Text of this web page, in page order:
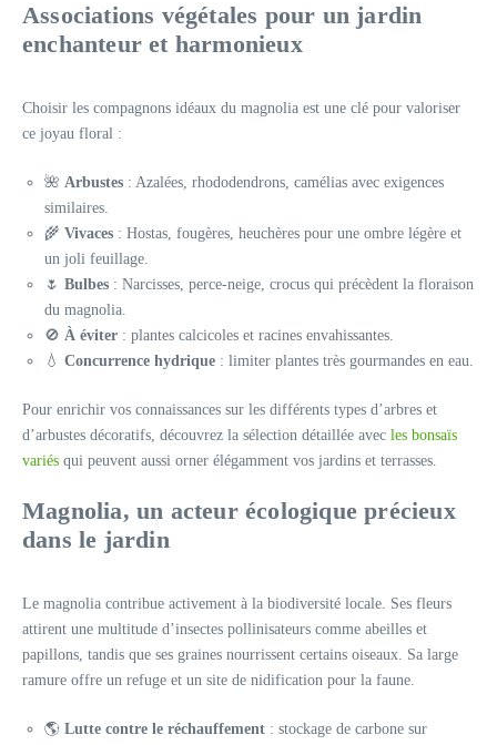
Associations végétales pour un jardin
enchanteur et harmonieux
Choisir les compagnons idéaux du magnolia est une clé pour valoriser
ce joyau floral :
🌺 Arbustes : Azalées, rhododendrons, camélias avec exigences
similaires.
🌾 Vivaces : Hostas, fougères, heuchères pour une ombre légère et
un joli feuillage.
🌷 Bulbes : Narcisses, perce-neige, crocus qui précèdent la floraison
du magnolia.
🚫 À éviter : plantes calcicoles et racines envahissantes.
💧 Concurrence hydrique : limiter plantes très gourmandes en eau.
Pour enrichir vos connaissances sur les différents types d’arbres et
d’arbustes décoratifs, découvrez la sélection détaillée avec les bonsaïs
variés qui peuvent aussi orner élégamment vos jardins et terrasses.
Magnolia, un acteur écologique précieux
dans le jardin
Le magnolia contribue activement à la biodiversité locale. Ses fleurs
attirent une multitude d’insectes pollinisateurs comme abeilles et
papillons, tandis que ses graines nourrissent certains oiseaux. Sa large
ramure offre un refuge et un site de nidification pour la faune.
🌎 Lutte contre le réchauffement : stockage de carbone sur